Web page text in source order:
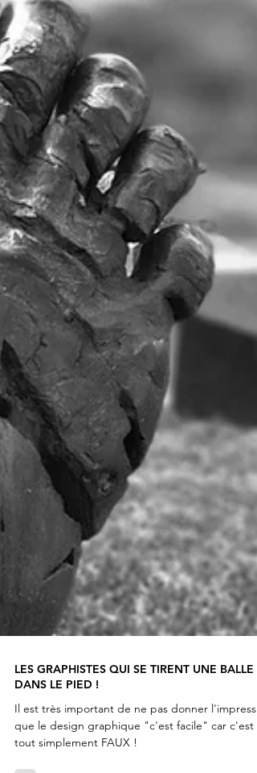
LES GRAPHISTES QUI SE TIRENT UNE BALLE
DANS LE PIED !
Il est très important de ne pas donner
que le design graphique "c'est facile" car c'est